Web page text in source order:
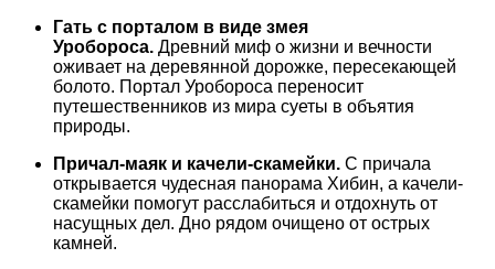
Гать с порталом в виде змея
Уробороса. Древний миф о жизни и вечности
оживает на деревянной дорожке, пересекающей
болото. Портал Уробороса переносит
путешественников из мира суеты в объятия
природы.
Причал-маяк и качели-скамейки. С причала
открывается чудесная панорама Хибин, а качели-
скамейки помогут расслабиться и отдохнуть от
насущных дел. Дно рядом очищено от острых
камней.